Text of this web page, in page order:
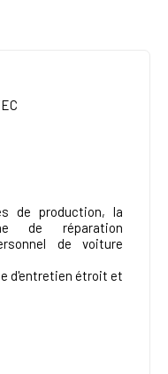
de production, la
de réparation
de voiture
d'entretien étroit et